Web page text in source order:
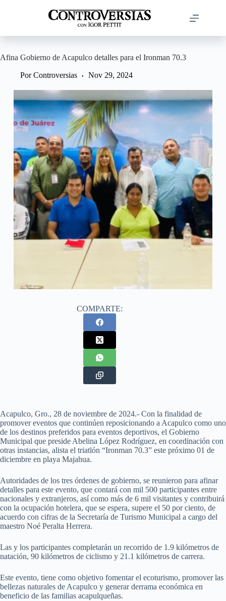
Afina Gobierno de Acapulco detalles para el Ironman 70.3
Por Controversias Nov 29, 2024
COMPARTE:
Acapulco, Gro., 28 de noviembre de 2024.- Con la finalidad de
promover eventos que continúen reposicionando a Acapulco como uno
de los destinos preferidos para eventos deportivos, el Gobierno
Municipal que preside Abelina López Rodríguez, en coordinación con
otras instancias, alista el triatlón “Ironman 70.3” este próximo 01 de
diciembre en playa Majahua.
Autoridades de los tres órdenes de gobierno, se reunieron para afinar
detalles para este evento, que contará con mil 500 participantes entre
nacionales y extranjeros, así como más de 6 mil visitantes y contribuirá
con la ocupación hotelera, que se espera, supere el 50 por ciento, de
acuerdo con cifras de la Secretaría de Turismo Municipal a cargo del
maestro Noé Peralta Herrera.
Las y los participantes completarán un recorrido de 1.9 kilómetros de
natación, 90 kilómetros de ciclismo y 21.1 kilómetros de carrera.
Este evento, tiene como objetivo fomentar el ecoturismo, promover las
bellezas naturales de Acapulco y generar derrama económica en
beneficio de las familias acapulqueñas.